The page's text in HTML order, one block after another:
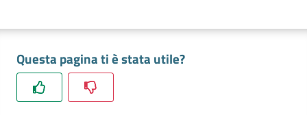
Questa pagina ti è stata utile?